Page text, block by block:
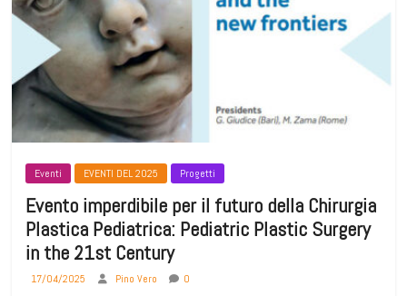
Eventi EVENTI DEL 2025 Progetti
Evento imperdibile per il futuro della Chirurgia
Plastica Pediatrica: Pediatric Plastic Surgery
in the 21st Century
17/04/2025 Pino Vero 0